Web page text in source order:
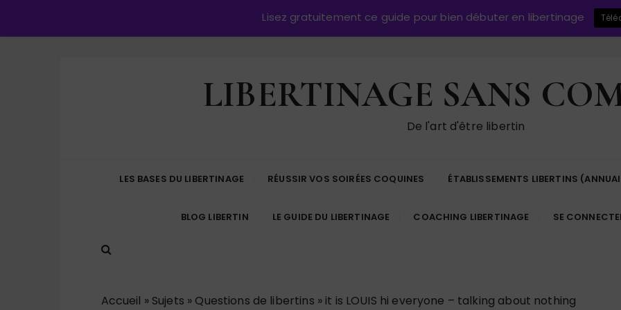
LIBERTINAGE SANS
De l'art d'être libertin
LES BASES DU LIBERTINAGE RÉUSSIR VOS SOIRÉES COQUINES ÉTABLISSEMENTS LIBERTINS
BLOG LIBERTIN LE GUIDE DU LIBERTINAGE COACHING LIBERTINAGE SE
Accueil » Sujets » Questions de libertins » it is LOUIS hi everyone – talking about nothing
Lisez gratuitement ce guide pour bien débuter en libertinage